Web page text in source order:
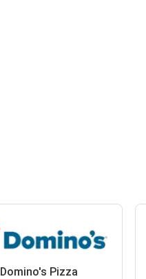
Domino's Pizza